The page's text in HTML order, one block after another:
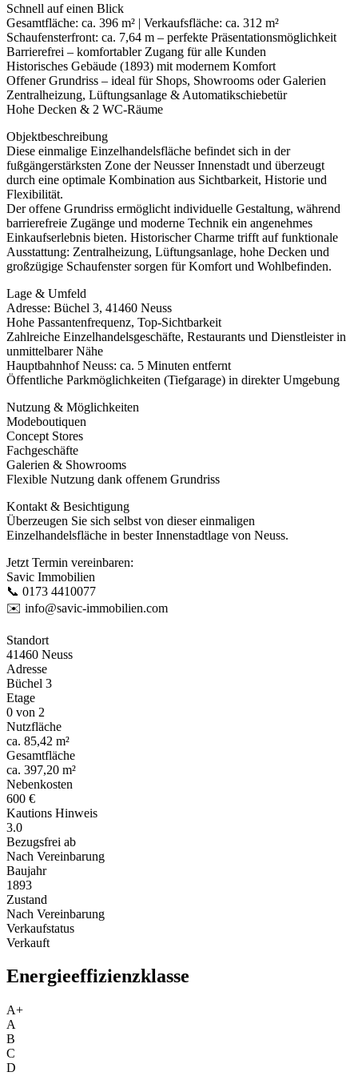
Schnell auf einen Blick
Gesamtfläche: ca. 396 m² | Verkaufsfläche: ca. 312 m²
Schaufensterfront: ca. 7,64 m – perfekte Präsentationsmöglichkeit
Barrierefrei – komfortabler Zugang für alle Kunden
Historisches Gebäude (1893) mit modernem Komfort
Offener Grundriss – ideal für Shops, Showrooms oder Galerien
Zentralheizung, Lüftungsanlage & Automatikschiebetür
Hohe Decken & 2 WC-Räume
Objektbeschreibung
Diese einmalige Einzelhandelsfläche befindet sich in der
fußgängerstärksten Zone der Neusser Innenstadt und überzeugt
durch eine optimale Kombination aus Sichtbarkeit, Historie und
Flexibilität.
Der offene Grundriss ermöglicht individuelle Gestaltung, während
barrierefreie Zugänge und moderne Technik ein angenehmes
Einkaufserlebnis bieten. Historischer Charme trifft auf funktionale
Ausstattung: Zentralheizung, Lüftungsanlage, hohe Decken und
großzügige Schaufenster sorgen für Komfort und Wohlbefinden.
Lage & Umfeld
Adresse: Büchel 3, 41460 Neuss
Hohe Passantenfrequenz, Top-Sichtbarkeit
Zahlreiche Einzelhandelsgeschäfte, Restaurants und Dienstleister in
unmittelbarer Nähe
Hauptbahnhof Neuss: ca. 5 Minuten entfernt
Öffentliche Parkmöglichkeiten (Tiefgarage) in direkter Umgebung
Nutzung & Möglichkeiten
Modeboutiquen
Concept Stores
Fachgeschäfte
Galerien & Showrooms
Flexible Nutzung dank offenem Grundriss
Kontakt & Besichtigung
Überzeugen Sie sich selbst von dieser einmaligen
Einzelhandelsfläche in bester Innenstadtlage von Neuss.
Jetzt Termin vereinbaren:
Savic Immobilien
📞 0173 4410077
✉️ info@savic-immobilien.com
Standort
41460 Neuss
Adresse
Büchel 3
Etage
0 von 2
Nutzfläche
ca. 85,42 m²
Gesamtfläche
ca. 397,20 m²
Nebenkosten
600 €
Kautions Hinweis
3.0
Bezugsfrei ab
Nach Vereinbarung
Baujahr
1893
Zustand
Nach Vereinbarung
Verkaufstatus
Verkauft
Energieeffizienzklasse
A+
A
B
C
D